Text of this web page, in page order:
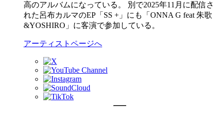
高のアルバムになっている。 別で2025年11月に配信さ
れた呂布カルマのEP「SS +」にも「ONNA G feat 朱歌
&YOSHIRO」に客演で参加している。
アーティストページへ